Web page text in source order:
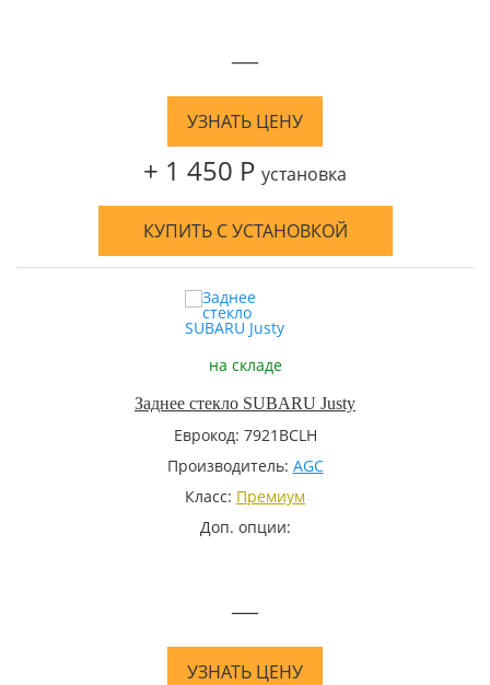
—
УЗНАТЬ ЦЕНУ
+ 1 450 Р установка
КУПИТЬ С УСТАНОВКОЙ
на складе
Заднее стекло SUBARU Justy
Еврокод: 7921BCLH
Производитель: AGC
Класс: Премиум
Доп. опции:
—
УЗНАТЬ ЦЕНУ